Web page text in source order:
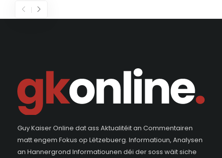
Guy Kaiser Online dat ass Aktualitéit an Commentairen
matt engem Fokus op Lëtzebuerg. Informatioun, Analysen
an Hannergrond Informatiounen déi der soss wäit siche